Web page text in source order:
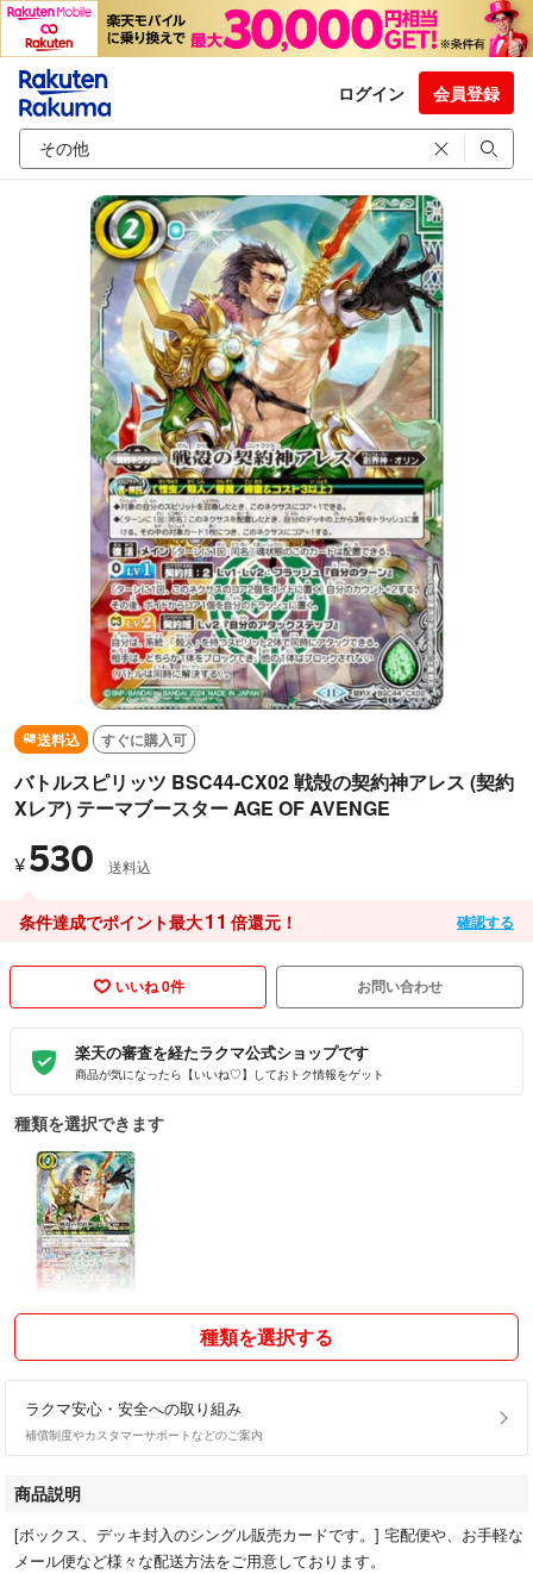
ログイン 会員登録
送料込 すぐに購入可
バトルスピリッツ BSC44-CX02 戦殻の契約神アレス (契約
Xレア) テーマブースター AGE OF AVENGE
¥ 530 送料込
条件達成でポイント最大11 倍還元！ 確認する
いいね 0件 お問い合わせ
楽天の審査を経たラクマ公式ショップです
商品が気になったら【いいね♡】しておトク情報をゲット
種類を選択できます
種類を選択する
ラクマ安心・安全への取り組み
補償制度やカスタマーサポートなどのご案内
商品説明
[ボックス、デッキ封入のシングル販売カードです。] 宅配便や、お手軽な
メール便など様々な配送方法をご用意しております。